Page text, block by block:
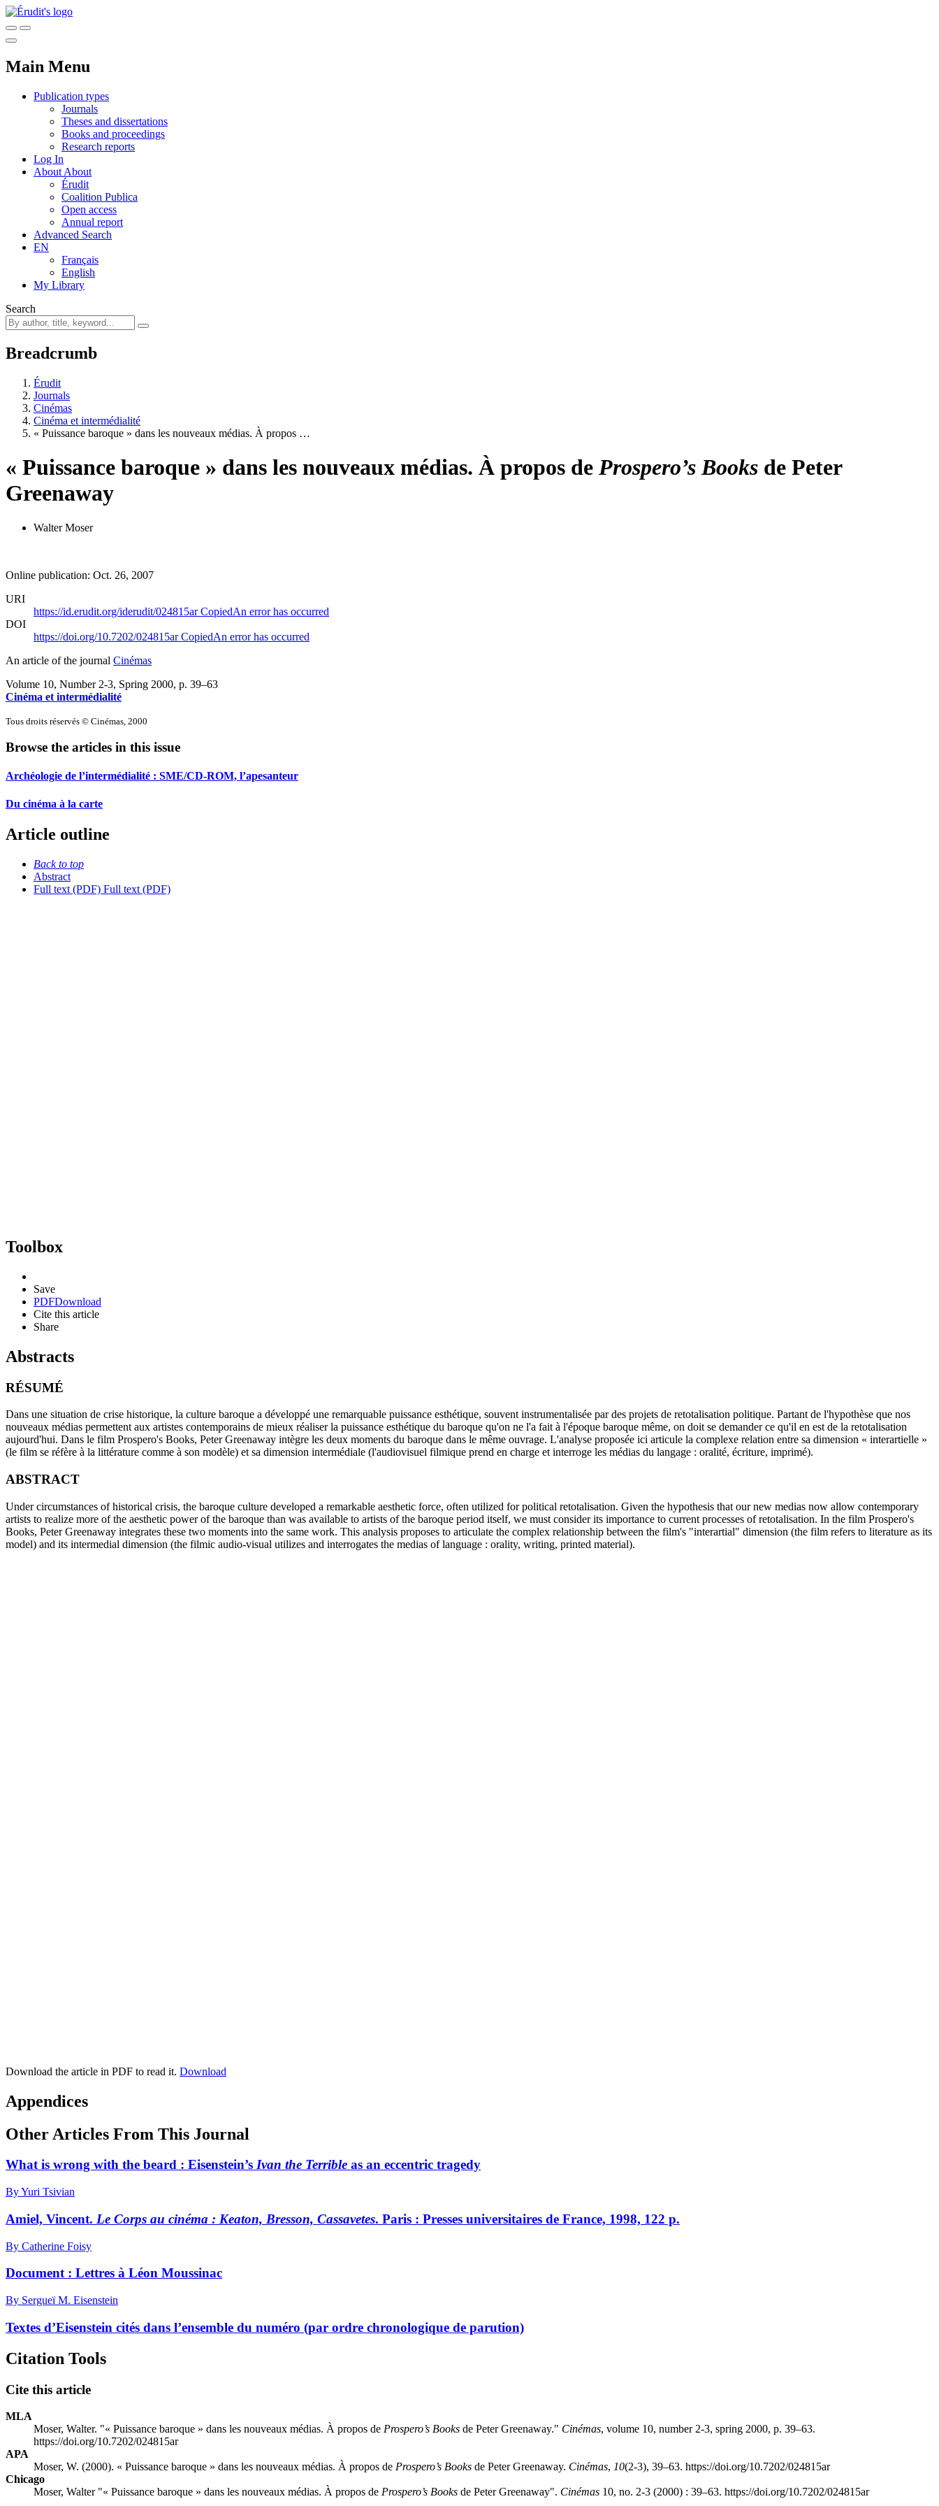
Main Menu
Publication types
Journals
Theses and dissertations
Books and proceedings
Research reports
Log In
About About
Érudit
Coalition Publica
Open access
Annual report
Advanced Search
EN
Français
English
My Library
Search
Breadcrumb
Érudit
Journals
Cinémas
Cinéma et intermédialité
« Puissance baroque » dans les nouveaux médias. À propos …
« Puissance baroque » dans les nouveaux médias. À propos de Prospero’s Books de Peter
Greenaway
Walter Moser
Online publication: Oct. 26, 2007
URI
https://id.erudit.org/iderudit/024815arCopiedAn error has occurred
DOI
https://doi.org/10.7202/024815arCopiedAn error has occurred
An article of the journal Cinémas
Volume 10, Number 2-3, Spring 2000, p. 39–63
Cinéma et intermédialité
Tous droits réservés © Cinémas, 2000
Browse the articles in this issue
Archéologie de l’intermédialité : SME/CD-ROM, l’apesanteur
Du cinéma à la carte
Article outline
Back to top
Abstract
Full text (PDF) Full text (PDF)
Toolbox
Save
PDFDownload
Cite this article
Share
Abstracts
RÉSUMÉ
Dans une situation de crise historique, la culture baroque a développé une remarquable puissance esthétique, souvent instrumentalisée par des projets de retotalisation politique. Partant de l'hypothèse que nos
nouveaux médias permettent aux artistes contemporains de mieux réaliser la puissance esthétique du baroque qu'on ne l'a fait à l'époque baroque même, on doit se demander ce qu'il en est de la retotalisation
aujourd'hui. Dans le film Prospero's Books, Peter Greenaway intègre les deux moments du baroque dans le même ouvrage. L'analyse proposée ici articule la complexe relation entre sa dimension « interartielle »
(le film se réfère à la littérature comme à son modèle) et sa dimension intermédiale (l'audiovisuel filmique prend en charge et interroge les médias du langage : oralité, écriture, imprimé).
ABSTRACT
Under circumstances of historical crisis, the baroque culture developed a remarkable aesthetic force, often utilized for political retotalisation. Given the hypothesis that our new medias now allow contemporary
artists to realize more of the aesthetic power of the baroque than was available to artists of the baroque period itself, we must consider its importance to current processes of retotalisation. In the film Prospero's
Books, Peter Greenaway integrates these two moments into the same work. This analysis proposes to articulate the complex relationship between the film's "interartial" dimension (the film refers to literature as its
model) and its intermedial dimension (the filmic audio-visual utilizes and interrogates the medias of language : orality, writing, printed material).
Download the article in PDF to read it. Download
Appendices
Other Articles From This Journal
What is wrong with the beard : Eisenstein’s Ivan the Terrible as an eccentric tragedy
By Yuri Tsivian
Amiel, Vincent. Le Corps au cinéma : Keaton, Bresson, Cassavetes. Paris : Presses universitaires de France, 1998, 122 p.
By Catherine Foisy
Document : Lettres à Léon Moussinac
By Sergueï M. Eisenstein
Textes d’Eisenstein cités dans l’ensemble du numéro (par ordre chronologique de parution)
Citation Tools
Cite this article
MLA
Moser, Walter. "« Puissance baroque » dans les nouveaux médias. À propos de Prospero’s Books de Peter Greenaway." Cinémas, volume 10, number 2-3, spring 2000, p. 39–63.
https://doi.org/10.7202/024815ar
APA
Moser, W. (2000). « Puissance baroque » dans les nouveaux médias. À propos de Prospero’s Books de Peter Greenaway. Cinémas, 10(2-3), 39–63. https://doi.org/10.7202/024815ar
Chicago
Moser, Walter "« Puissance baroque » dans les nouveaux médias. À propos de Prospero’s Books de Peter Greenaway". Cinémas 10, no. 2-3 (2000) : 39–63. https://doi.org/10.7202/024815ar